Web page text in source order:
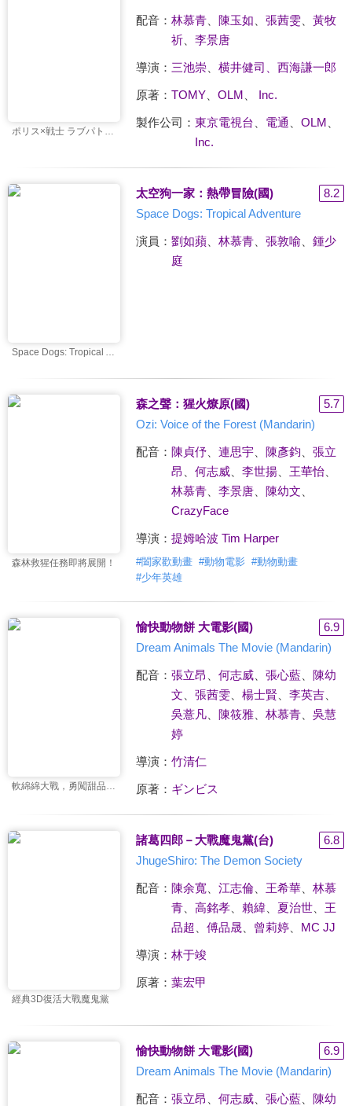
配音： 林慕青、 陳玉如 張茜雯、 黃牧
祈、 李景唐
導演： 三池崇、 横井健司、西海謙一郎
原著： TOMY、 OLM Inc.
製作公司： 東京電視台 電通 OLM
Inc.
太空狗一家：熱帶冒險(國)
8.2
Space Dogs: Tropical Adventure
演員： 劉如蘋、 林慕青、 張敦喻、 鍾少
庭
森林救猩任務即將展開！
森之聲：猩火燎原(國)
5.7
Ozi: Voice of the Forest (Mandarin)
配音： 陳貞伃、 連思宇、 陳彥鈞
張立
昂
何志威、 李世揚、 王華怡、
林慕青、 李景唐、 陳幼文
CrazyFace
導演： 提姆哈波 Tim Harper
#闔家歡動畫 #動物電影 #動物動畫
#少年英雄
愉快動物餅 大電影(國)
6.9
Dream Animals The Movie (Mandarin)
配音： 張立昂 何志威、 張心藍、 陳幼
文
張茜雯、 楊士賢 李英吉、
吳薏凡、 陳筱雅、 林慕青、 吳慧
婷
導演： 竹清仁
原著： ギンビス
經典3D復活大戰魔鬼黨
諸葛四郎－大戰魔鬼黨(台)
6.8
JhugeShiro: The Demon Society
配音： 陳余寬 江志倫、 王希華、 林慕
青、 高銘孝、 賴緯、 夏治世、 王
品超
傅品晟、 曾莉婷、 MC JJ
導演： 林于竣
原著： 葉宏甲
愉快動物餅 大電影(國)
6.9
Dream Animals The Movie (Mandarin)
配音： 張立昂 何志威、 張心藍、 陳幼